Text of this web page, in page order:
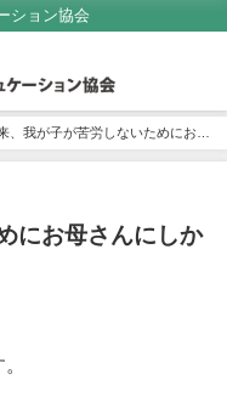
ション協会
、我が子が苦労しないためにお母
にお母さんにしか